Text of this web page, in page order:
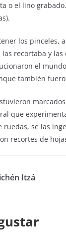
o el lino
los
recortaba y
el
también
que
ruedas, se las
recortes de
Itzá